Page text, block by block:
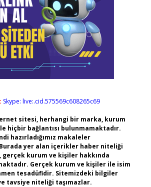
Skype: live:.cid.575569c608265c69
sitesi, herhangi bir marka, kurum
hiçbir bağlantısı bulunmamaktadır.
hazırladığımız makaleler
yer alan içerikler haber niteliği
gerçek kurum ve kişiler hakkında
Gerçek kurum ve kişiler ile isim
tesadüfidir. Sitemizdeki bilgiler
tavsiye niteliği taşımazlar.